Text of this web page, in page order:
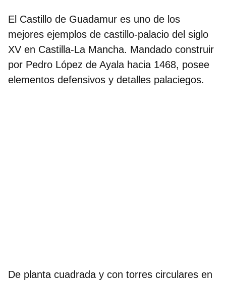
El Castillo de Guadamur es uno de los
mejores ejemplos de castillo-palacio del siglo
XV en Castilla-La Mancha. Mandado construir
por Pedro López de Ayala hacia 1468, posee
elementos defensivos y detalles palaciegos.
De planta cuadrada y con torres circulares en